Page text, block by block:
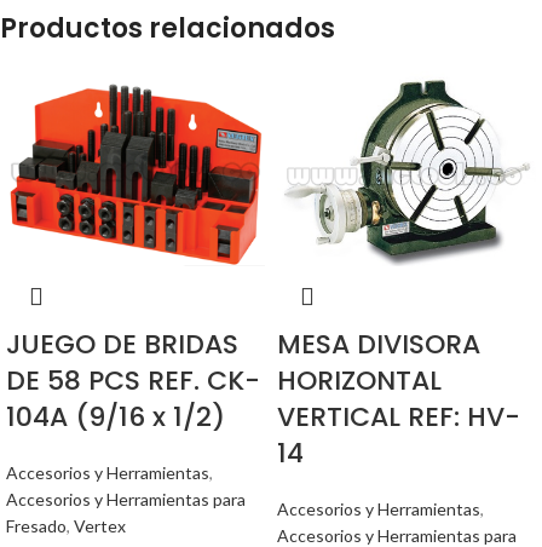
Productos relacionados
JUEGO DE BRIDAS
DE 58 PCS REF. CK-
104A (9/16 x 1/2)
Accesorios y Herramientas,
Accesorios y Herramientas para
Fresado, Vertex
MESA DIVISORA
HORIZONTAL
VERTICAL REF: HV-
14
Accesorios y Herramientas,
Accesorios y Herramientas para